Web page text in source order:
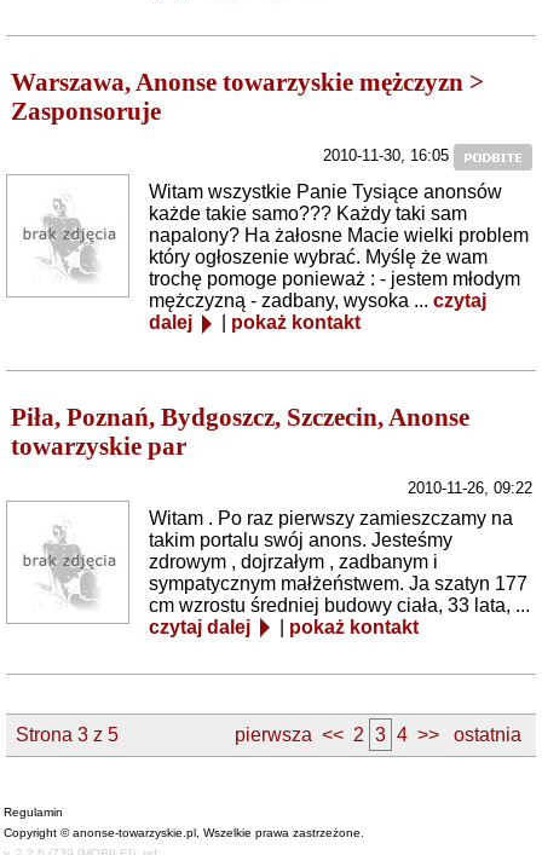
Warszawa, Anonse towarzyskie mężczyzn >
Zasponsoruje
2010-11-30, 16:05
Witam wszystkie Panie Tysiące anonsów
każde takie samo??? Każdy taki sam
napalony? Ha żałosne Macie wielki problem
który ogłoszenie wybrać. Myślę że wam
trochę pomoge ponieważ : - jestem młodym
mężczyzną - zadbany, wysoka ... czytaj
dalej
pokaż kontakt
Piła, Poznań, Bydgoszcz, Szczecin, Anonse
towarzyskie par
2010-11-26, 09:22
Witam . Po raz pierwszy zamieszczamy na
takim portalu swój anons. Jesteśmy
zdrowym , dojrzałym , zadbanym i
sympatycznym małżeństwem. Ja szatyn 177
cm wzrostu średniej budowy ciała, 33 lata, ...
czytaj dalej
pokaż kontakt
Strona 3 z 5 pierwsza << 2 3 4 >> ostatnia
Regulamin
Copyright © anonse-towarzyskie.pl, Wszelkie prawa zastrzeżone.